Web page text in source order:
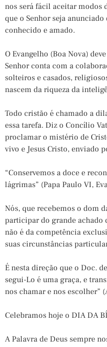
nos será fácil aceitar modos
que o Senhor seja
conhecido e amado.
O Evangelho (Boa Nova)
Senhor conta com a
solteiros e casados,
nascem da riqueza da
Todo cristão é chamado a
essa tarefa. Diz o Concílio
proclamar o mistério de
vivo e Jesus Cristo, enviado
“Conservemos a doce e
lágrimas” (Papa Paulo VI,
Nós, que recebemos o dom
participar do grande achado
não é da competência
suas circunstâncias
É nesta direção que o Doc.
segui-Lo é uma graça, e
nos chamar e nos escolher”
Celebramos hoje o DIA DA
A Palavra de Deus sempre